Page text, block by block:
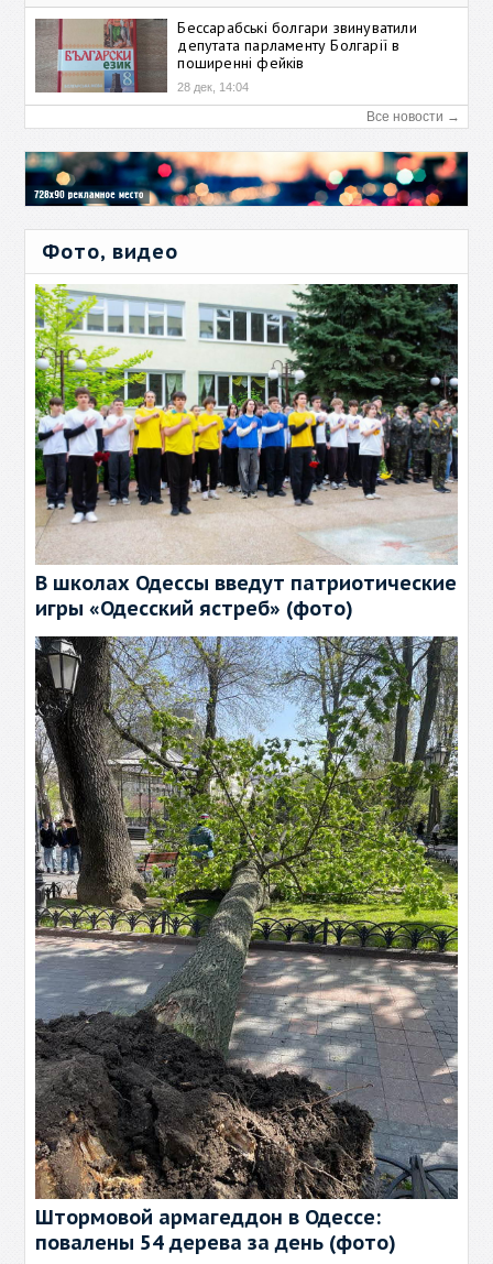
Бессарабські болгари звинуватили
депутата парламенту Болгарії в
поширенні фейків
28 дек, 14:04
Все новости →
Фото, видео
В школах Одессы введут патриотические
игры «Одесский ястреб» (фото)
Штормовой армагеддон в Одессе:
повалены 54 дерева за день (фото)